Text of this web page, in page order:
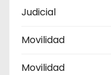
Judicial
Movilidad
Movilidad